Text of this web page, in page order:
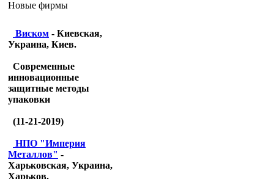
Новые фирмы
Виском - Киевская,
Украина, Киев.
Современные
инновационные
защитные методы
упаковки
(11-21-2019)
НПО "Империя
Металлов" -
Харьковская, Украина,
Харьков.